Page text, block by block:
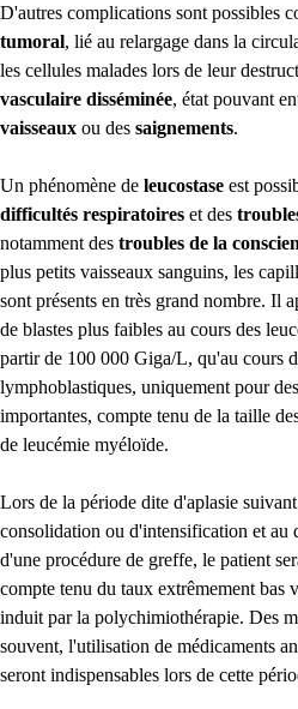
D'autres complications sont possibles
tumoral, lié au relargage dans la
les cellules malades lors de leur
vasculaire disséminée, état pouvant
vaisseaux ou des saignements.
Un phénomène de leucostase est
difficultés respiratoires et des
notamment des troubles de la
plus petits vaisseaux sanguins, les
sont présents en très grand nombre. Il
de blastes plus faibles au cours des
partir de 100 000 Giga/L, qu'au cours
lymphoblastiques, uniquement pour
importantes, compte tenu de la taille
de leucémie myéloïde.
Lors de la période dite d'aplasie
consolidation ou d'intensification et au
d'une procédure de greffe, le patient
compte tenu du taux extrêmement bas
induit par la polychimiothérapie. Des
souvent, l'utilisation de médicaments
seront indispensables lors de cette